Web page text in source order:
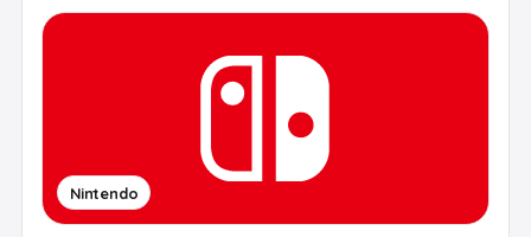
Nintendo